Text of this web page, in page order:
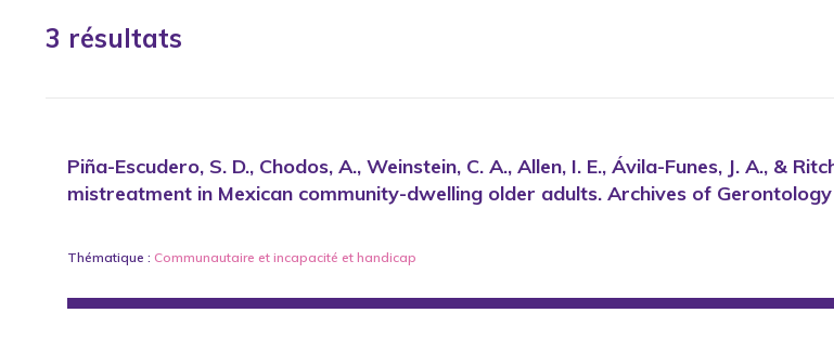
3 résultats
Piña-Escudero, S. D., Chodos, A., Weinstein, C. A., Allen, I. E., Ávila-Funes, J. A., &
mistreatment in Mexican community-dwelling older adults. Archives of
Thématique : Communautaire et incapacité et handicap